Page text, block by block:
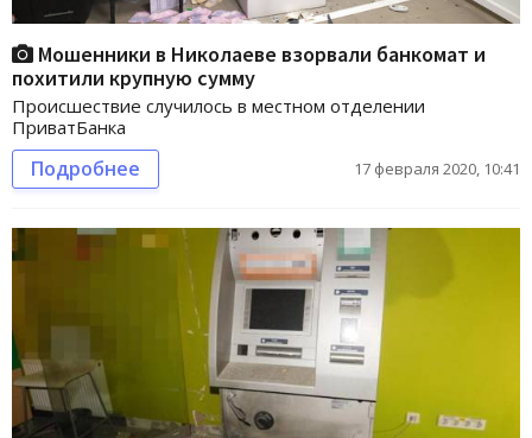
Мошенники в Николаеве взорвали банкомат и
похитили крупную сумму
Происшествие случилось в местном отделении
ПриватБанка
Подробнее 17 февраля 2020, 10:41